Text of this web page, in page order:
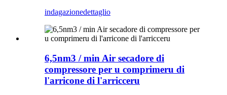
indagazionedettaglio
6,5nm3 / min Air secadore di
compressore per u comprimeru di
l'arricone di l'arricceru